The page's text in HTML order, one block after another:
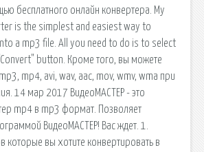
бесплатного онлайн конвертера. My
is the simplest and easiest way to
a mp3 file. All you need to do is to select
button. Кроме того, вы можете
mp4, avi, wav, aac, mov, wmv, wma при
14 мар 2017 ВидеоМАСТЕР - это
mp4 в mp3 формат. Позволяет
ВидеоМАСТЕР! Вас ждет. 1.
вы хотите конвертировать в